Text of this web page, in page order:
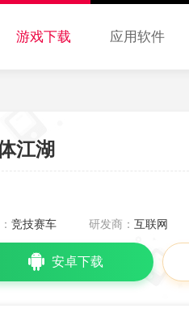
游戏下载 应用软件
江湖
竞技赛车 研发商： 互联网
安卓下载